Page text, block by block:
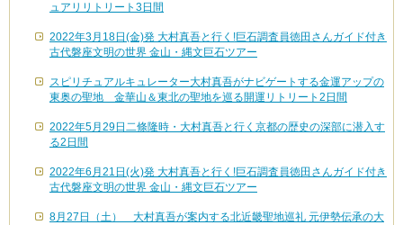
ュアリリトリート3日間
2022年3月18日(金)発 大村真吾と行く!巨石調査員徳田さんガイド付き
古代磐座文明の世界 金山・縄文巨石ツアー
スピリチュアルキュレーター大村真吾がナビゲートする金運アップの
東奥の聖地 金華山＆東北の聖地を巡る開運リトリート2日間
2022年5月29日二條隆時・大村真吾と行く京都の歴史の深部に潜入す
る2日間
2022年6月21日(火)発 大村真吾と行く!巨石調査員徳田さんガイド付き
古代磐座文明の世界 金山・縄文巨石ツアー
8月27日（土） 大村真吾が案内する北近畿聖地巡礼 元伊勢伝承の大